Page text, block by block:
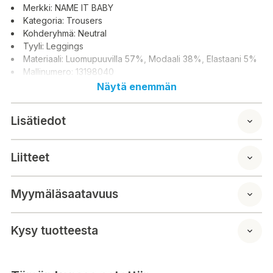
Merkki: NAME IT BABY
Kategoria: Trousers
Kohderyhmä: Neutral
Tyyli: Leggings
Materiaali: Luomupuuvilla 57%, Modaali 38%, Elastaani 5%
Mallinumero: 13198040
Näytä enemmän
Lisätiedot
Liitteet
Myymäläsaatavuus
Kysy tuotteesta